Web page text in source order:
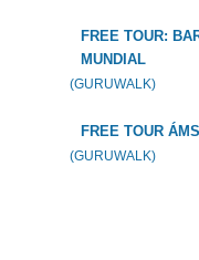
FREE TOUR:
MUNDIAL
(GURUWALK)
FREE TOUR
(GURUWALK)